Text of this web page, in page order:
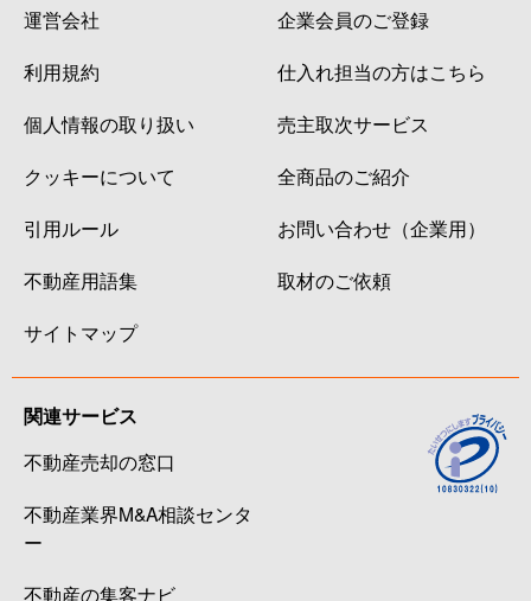
運営会社
利用規約
個人情報の取り扱い
クッキーについて
引用ルール
不動産用語集
サイトマップ
企業会員のご登録
仕入れ担当の方はこちら
売主取次サービス
全商品のご紹介
お問い合わせ（企業用）
取材のご依頼
関連サービス
不動産売却の窓口
不動産業界M&A相談センタ
ー
不動産の集客ナビ